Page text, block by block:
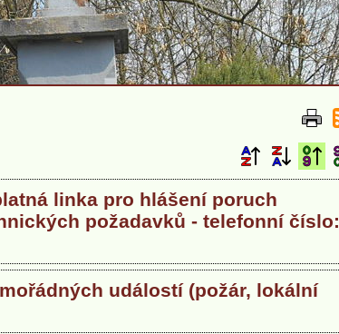
linka pro hlášení poruch
požadavků - telefonní číslo:
událostí (požár, lokální